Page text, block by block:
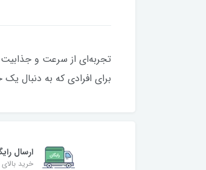
برای افرادی که به دنبال
ارسال
خرید بالای ۳ میلیون